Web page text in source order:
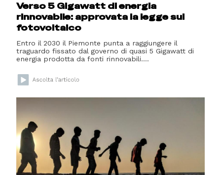
Verso 5 Gigawatt di energia
rinnovabile: approvata la legge sul
fotovoltaico
Entro il 2030 il Piemonte punta a raggiungere il
traguardo fissato dal governo di quasi 5 Gigawatt di
energia prodotta da fonti rinnovabili....